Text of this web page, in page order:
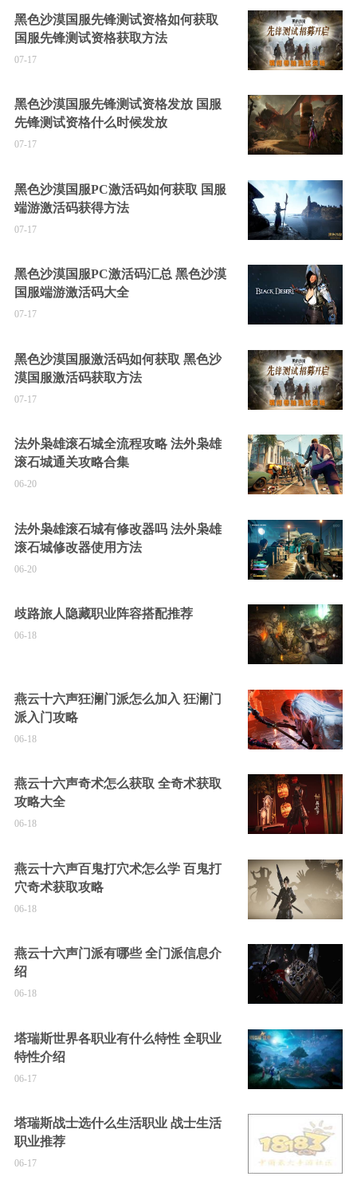
黑色沙漠国服先锋测试资格如何获取
国服先锋测试资格获取方法
07-17
黑色沙漠国服先锋测试资格发放 国服
先锋测试资格什么时候发放
07-17
黑色沙漠国服PC激活码如何获取 国服
端游激活码获得方法
07-17
黑色沙漠国服PC激活码汇总 黑色沙漠
国服端游激活码大全
07-17
黑色沙漠国服激活码如何获取 黑色沙
漠国服激活码获取方法
07-17
法外枭雄滚石城全流程攻略 法外枭雄
滚石城通关攻略合集
06-20
法外枭雄滚石城有修改器吗 法外枭雄
滚石城修改器使用方法
06-20
歧路旅人隐藏职业阵容搭配推荐
06-18
燕云十六声狂澜门派怎么加入 狂澜门
派入门攻略
06-18
燕云十六声奇术怎么获取 全奇术获取
攻略大全
06-18
燕云十六声百鬼打穴术怎么学 百鬼打
穴奇术获取攻略
06-18
燕云十六声门派有哪些 全门派信息介
绍
06-18
塔瑞斯世界各职业有什么特性 全职业
特性介绍
06-17
塔瑞斯战士选什么生活职业 战士生活
职业推荐
06-17